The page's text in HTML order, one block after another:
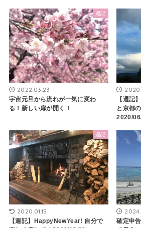
週記
2022.03.23
宇宙元旦から流れが一気に変わ
る！新しい扉が開く！
【週記
と京都
2020/
週記
2020.01.15
【週記】HappyNewYear! 自分で
確定申